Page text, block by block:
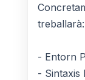
treballarà:
- Entorn
- Sintaxis